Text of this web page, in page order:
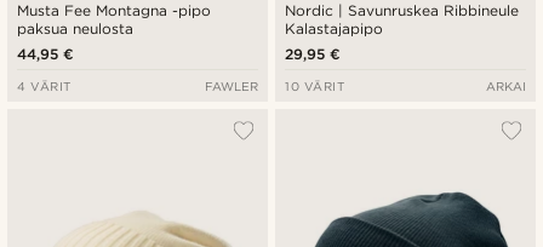
Musta Fee Montagna -pipo
paksua neulosta
44,95 €
4 VÄRIT FAWLER
Nordic | Savunruskea Ribbineule
Kalastajapipo
29,95 €
10 VÄRIT ARKAI